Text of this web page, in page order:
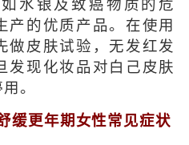
水银及致癌物质的危
产的优质产品。在使用
做皮肤试验，无发红发
发现化妆品对白己皮肤
。
缓更年期女性常见症状